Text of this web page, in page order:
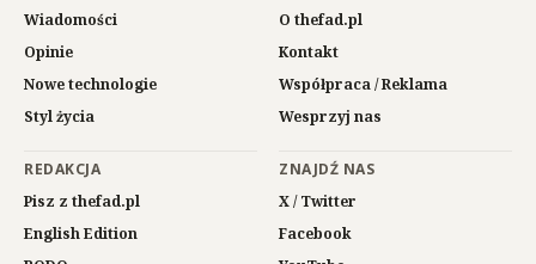
Wiadomości
Opinie
Nowe technologie
Styl życia
O thefad.pl
Kontakt
Współpraca / Reklama
Wesprzyj nas
REDAKCJA
Pisz z thefad.pl
English Edition
ZNAJDŹ NAS
X / Twitter
Facebook